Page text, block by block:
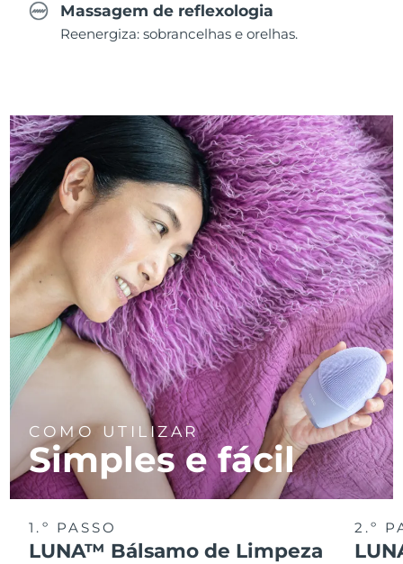
Massagem de reflexologia
Reenergiza: sobrancelhas e orelhas.
COMO UTILIZAR
Simples e fácil
1.º PASSO
LUNA™ Bálsamo de Limpeza
2.º